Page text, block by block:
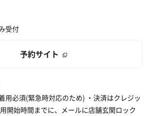
受付
予約サイト
用必須(緊急時対応のため) ・決済はクレジッ
開始時間までに、メールに店舗玄関ロック